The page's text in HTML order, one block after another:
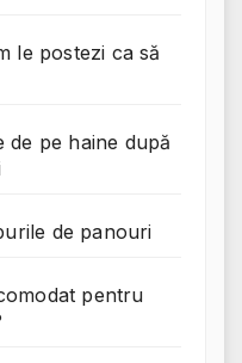
le postezi ca să
de pe haine după
de panouri
pentru